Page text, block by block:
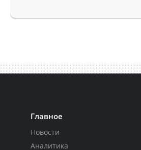
Главное
Новости
Аналитика